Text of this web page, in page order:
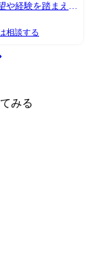
や経験を踏まえ、
時にお知らせく
売上拡大とコスト
解決する、経理AX
類をデータ化し、
盤/統合領域:企業
題に取り組むフェ
・アーキテクチャ
期的な技術課題解
相談する
みる